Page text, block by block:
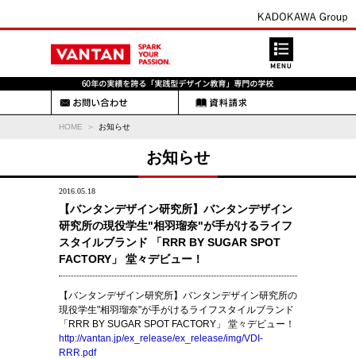
HOME お知らせ
お知らせ
2016.05.18
【バンタンデザイン研究所】バンタンデザイン
研究所の現役学生"相羽瑠奈"が手がけるライフ
スタイルブランド 「RRR BY SUGAR SPOT
FACTORY」 堂々デビュー！
【バンタンデザイン研究所】バンタンデザイン研究所の
現役学生"相羽瑠奈"が手がけるライフスタイルブランド
「RRR BY SUGAR SPOT FACTORY」 堂々デビュー！
http://vantan.jp/ex_release/ex_release/img/VDI-
RRR.pdf